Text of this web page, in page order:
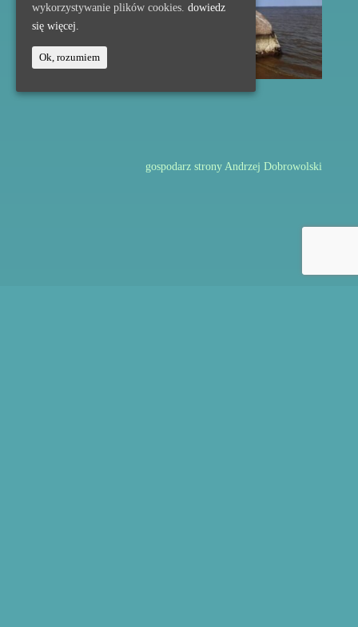
gospodarz strony Andrzej Dobrowolski
wykorzystywanie plików cookies. dowiedz
się więcej.
Ok, rozumiem